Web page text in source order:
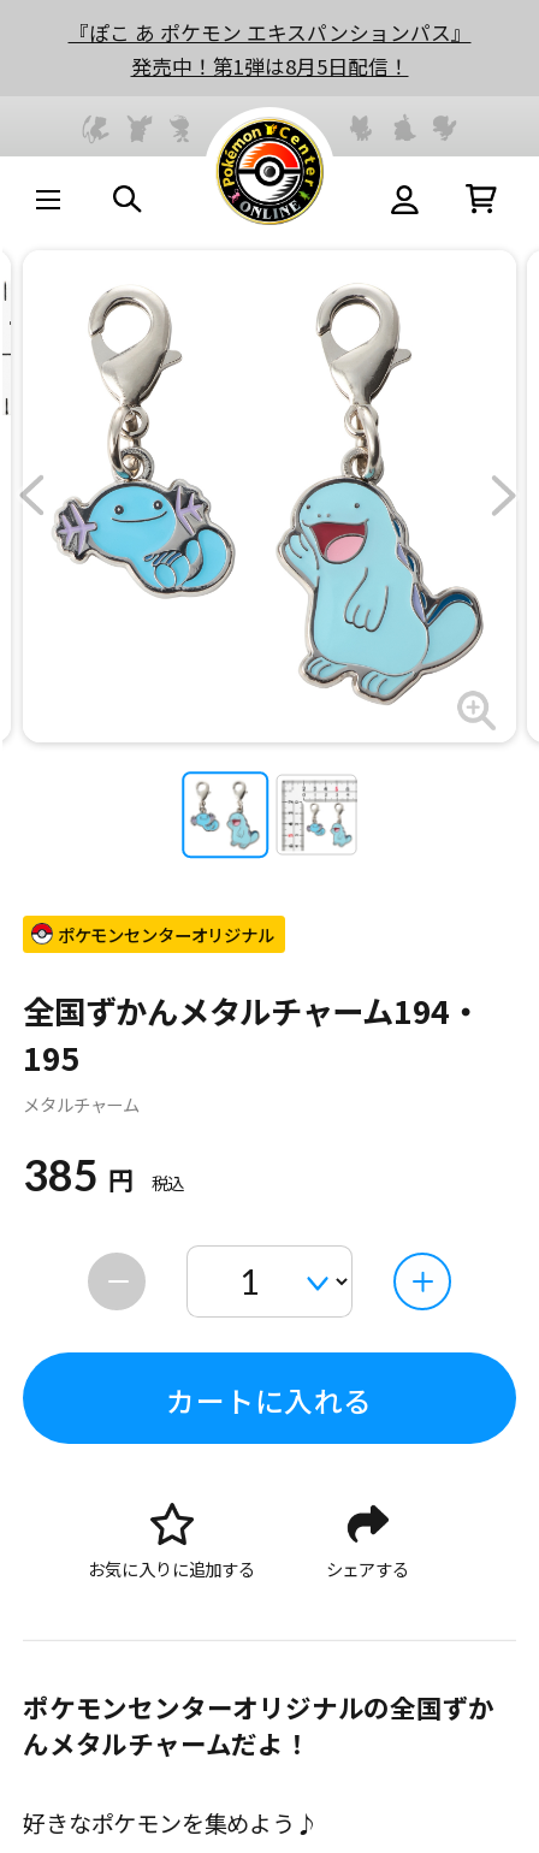
『ぽこ あ ポケモン エキスパンションパス』
発売中！第1弾は8月5日配信！
ポケモンセンターオリジナル
全国ずかんメタルチャーム194・
195
メタルチャーム
385 円 税込
カートに入れる
お気に入りに追加する シェアする
ポケモンセンターオリジナルの全国ずか
んメタルチャームだよ！
好きなポケモンを集めよう♪